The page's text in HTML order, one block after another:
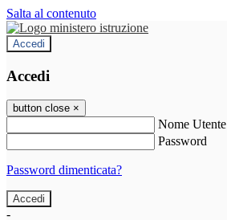
Salta al contenuto
Accedi
Accedi
button close ×
Nome Utente
Password
Password dimenticata?
-